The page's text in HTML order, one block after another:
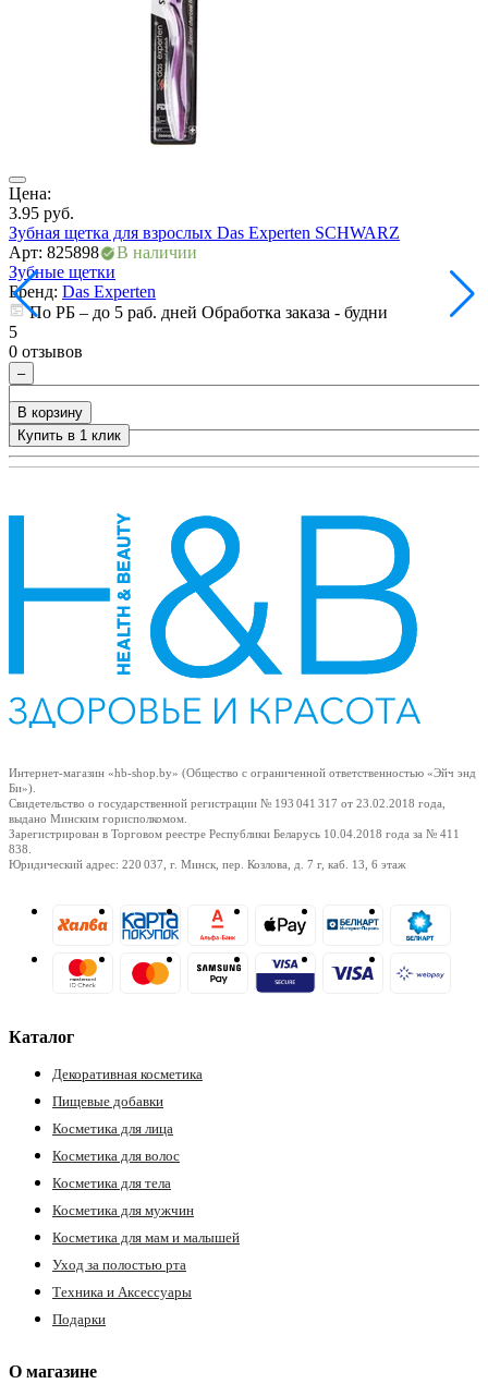
Цена:
3.95 руб.
Зубная щетка для взрослых Das Experten SCHWARZ
Арт: 825898
В наличии
Зубные щетки
Бренд: Das Experten
По РБ – до 5 раб. дней Обработка заказа - будни
5
0 отзывов
–
+
В корзину
Купить в 1 клик
Интернет-магазин «hb-shop.by» (Общество с ограниченной ответственностью «Эйч энд
Би»).
Свидетельство о государственной регистрации № 193 041 317 от 23.02.2018 года,
выдано Минским горисполкомом.
Зарегистрирован в Торговом реестре Республики Беларусь 10.04.2018 года за № 411
838.
Юридический адрес: 220 037, г. Минск, пер. Козлова, д. 7 г, каб. 13, 6 этаж
Каталог
Декоративная косметика
Пищевые добавки
Косметика для лица
Косметика для волос
Косметика для тела
Косметика для мужчин
Косметика для мам и малышей
Уход за полостью рта
Техника и Аксессуары
Подарки
О магазине